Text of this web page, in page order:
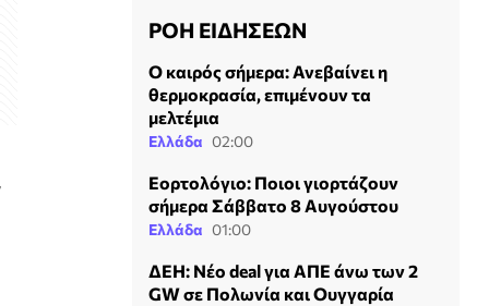
ΡΟΗ ΕΙΔΗΣΕΩΝ
Ο καιρός σήμερα: Ανεβαίνει η
θερμοκρασία, επιμένουν τα
μελτέμια
Ελλάδα 02:00
Εορτολόγιο: Ποιοι γιορτάζουν
σήμερα Σάββατο 8 Αυγούστου
Ελλάδα 01:00
ΔΕΗ: Νέο deal για ΑΠΕ άνω των 2
GW σε Πολωνία και Ουγγαρία